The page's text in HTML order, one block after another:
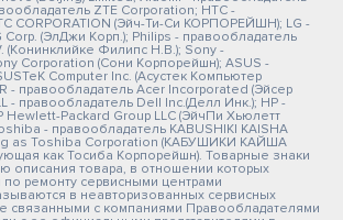
ZTE Corporation; HTC -
CORPORATION (Эйч-Ти-Си КОРПОРЕЙШН); LG -
Corp. (ЭлДжи Корп.); Philips - правообладатель
(Конинклийке Филипс Н.В.); Sony -
Corporation (Сони Корпорейшн); ASUS -
Computer Inc. (Асустек Компьютер
- правообладатель Acer Incorporated (Эйсер
- правообладатель Dell Inc.(Делл Инк.); HP -
Hewlett-Packard Group LLC (ЭйчПи Хьюлетт
- правообладатель KABUSHIKI KAISHA
as Toshiba Corporation (КАБУШИКИ КАЙША
как Тосиба Корпорейшн). Товарные знаки
описания товара, в отношении которых
по ремонту сервисными центрами
в неавторизованных сервисных
связанными с компаниями Правообладателями